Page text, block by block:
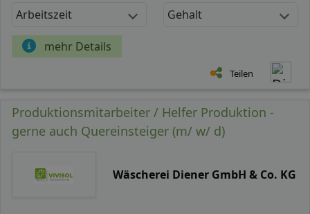
Arbeitszeit Gehalt
mehr Details
Teilen
Produktionsmitarbeiter / Helfer Produktion -
gerne auch Quereinsteiger (m/ w/ d)
Wäscherei Diener GmbH & Co. KG